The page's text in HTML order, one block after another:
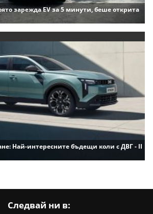
зарежда EV за 5 минути, беше открита
Най-интересните бъдещи коли с ДВГ - II
Следвай ни в: